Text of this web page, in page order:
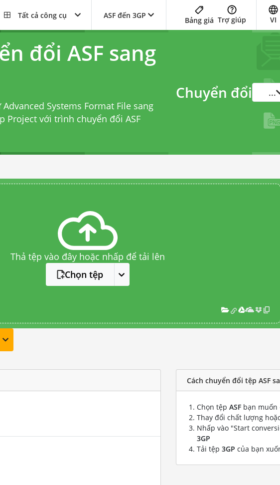
Tất cả công cụ ASF đến 3GP
Bảng giá Trợ giúp VI
đổi ASF sang
Systems Format File sang
Project với trình chuyển đổi ASF
Chuyển đổi ...
Thả tệp vào đây hoặc nhấp để tải lên
Chọn tệp
Cách chuyển đổi tệp ASF
Chọn tệp ASF bạn muốn
Thay đổi chất lượng
Nhấp vào "Start
3GP
Tải tệp 3GP của bạn